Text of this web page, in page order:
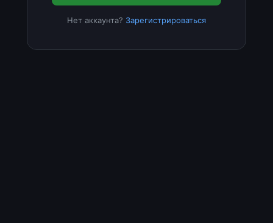
Нет аккаунта? Зарегистрироваться